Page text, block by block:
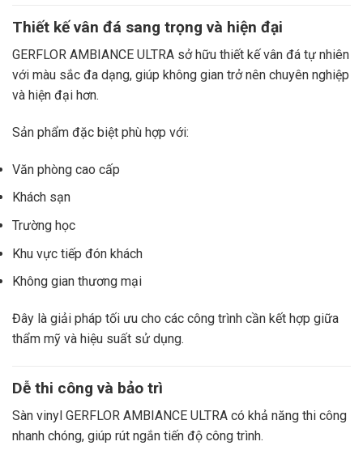
Thiết kế vân đá sang trọng và hiện đại
GERFLOR AMBIANCE ULTRA sở hữu thiết kế vân đá tự nhiên
với màu sắc đa dạng, giúp không gian trở nên chuyên nghiệp
và hiện đại hơn.
Sản phẩm đặc biệt phù hợp với:
Văn phòng cao cấp
Khách sạn
Trường học
Khu vực tiếp đón khách
Không gian thương mại
Đây là giải pháp tối ưu cho các công trình cần kết hợp giữa
thẩm mỹ và hiệu suất sử dụng.
Dễ thi công và bảo trì
Sàn vinyl GERFLOR AMBIANCE ULTRA có khả năng thi công
nhanh chóng, giúp rút ngắn tiến độ công trình.